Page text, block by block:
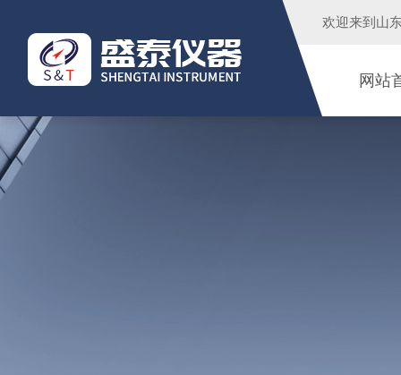
欢迎来到 山
网站